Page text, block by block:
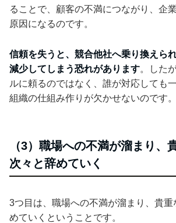
ることで、顧客の不満につながり、企
原因になるのです。
信頼を失うと、競合他社へ乗り換えら
減少してしまう恐れがあります。した
ルに頼るのではなく、誰が対応しても
組織の仕組み作りが欠かせないのです。
（3）職場への不満が溜まり、
次々と辞めていく
3つ目は、職場への不満が溜まり、貴
めていくということです。